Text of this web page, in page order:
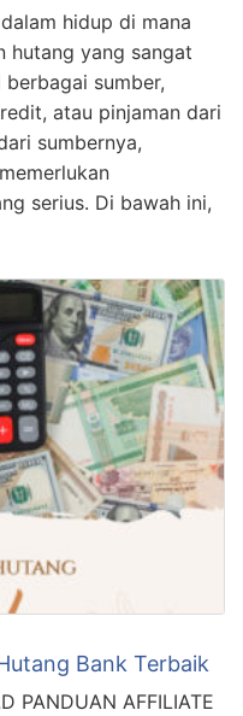
hidup di mana
hutang yang sangat
sumber,
atau pinjaman dari
sumbernya,
serius. Di bawah ini,
Bank Terbaik
PANDUAN AFFILIATE